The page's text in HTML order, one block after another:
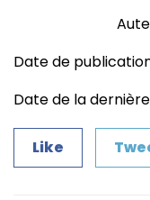
Date de
Date de la
Like